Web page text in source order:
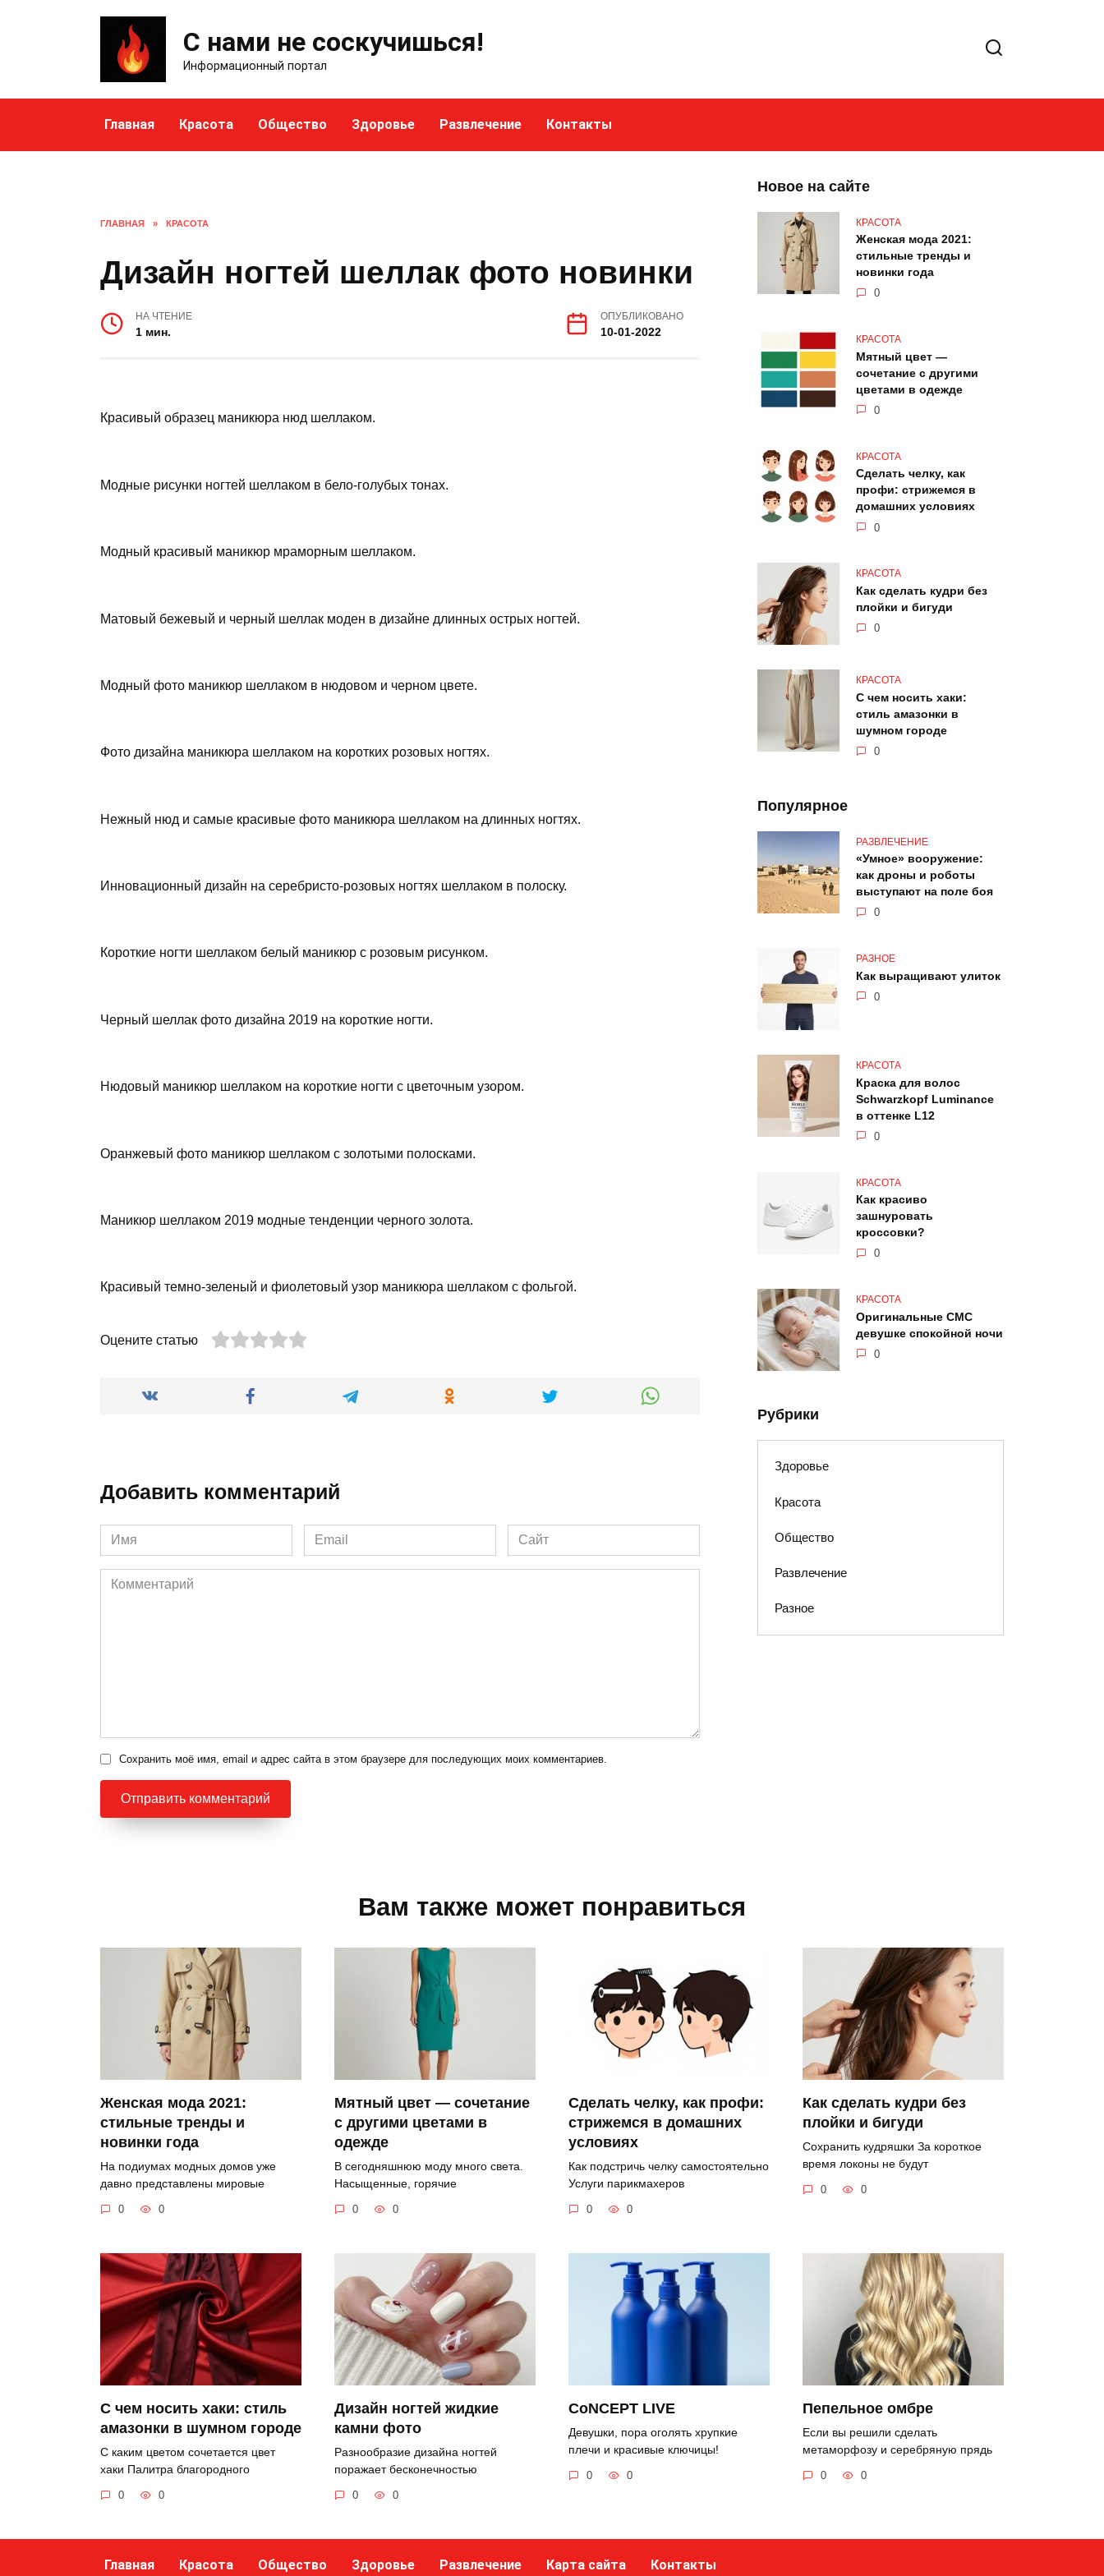
С нами не соскучишься!
Информационный портал
Главная Красота Общество Здоровье Развлечение Контакты
ГЛАВНАЯ » КРАСОТА
Дизайн ногтей шеллак фото новинки
НА ЧТЕНИЕ
1 мин.
ОПУБЛИКОВАНО
10-01-2022
Красивый образец маникюра нюд шеллаком.
Модные рисунки ногтей шеллаком в бело-голубых тонах.
Модный красивый маникюр мраморным шеллаком.
Матовый бежевый и черный шеллак моден в дизайне длинных острых ногтей.
Модный фото маникюр шеллаком в нюдовом и черном цвете.
Фото дизайна маникюра шеллаком на коротких розовых ногтях.
Нежный нюд и самые красивые фото маникюра шеллаком на длинных ногтях.
Инновационный дизайн на серебристо-розовых ногтях шеллаком в полоску.
Короткие ногти шеллаком белый маникюр с розовым рисунком.
Черный шеллак фото дизайна 2019 на короткие ногти.
Нюдовый маникюр шеллаком на короткие ногти с цветочным узором.
Оранжевый фото маникюр шеллаком с золотыми полосками.
Маникюр шеллаком 2019 модные тенденции черного золота.
Красивый темно-зеленый и фиолетовый узор маникюра шеллаком с фольгой.
Оцените статью
Добавить комментарий
Имя
*
Email
*
Сайт
Комментарий
Сохранить моё имя, email и адрес сайта в этом браузере для последующих моих комментариев.
Новое на сайте
КРАСОТА
Женская мода 2021:
стильные тренды и
новинки года
0
КРАСОТА
Мятный цвет —
сочетание с другими
цветами в одежде
0
КРАСОТА
Сделать челку, как
профи: стрижемся в
домашних условиях
0
КРАСОТА
Как сделать кудри без
плойки и бигуди
0
КРАСОТА
С чем носить хаки:
стиль амазонки в
шумном городе
0
Популярное
РАЗВЛЕЧЕНИЕ
«Умное» вооружение:
как дроны и роботы
выступают на поле боя
0
РАЗНОЕ
Как выращивают улиток
0
КРАСОТА
Краска для волос
Schwarzkopf Luminance
в оттенке L12
0
КРАСОТА
Как красиво
зашнуровать
кроссовки?
0
КРАСОТА
Оригинальные СМС
девушке спокойной ночи
0
Рубрики
Здоровье
Красота
Общество
Развлечение
Разное
Вам также может понравиться
Женская мода 2021:
стильные тренды и
новинки года
На подиумах модных домов уже
давно представлены мировые
0 0
Мятный цвет — сочетание
с другими цветами в
одежде
В сегодняшнюю моду много света.
Насыщенные, горячие
0 0
Сделать челку, как профи:
стрижемся в домашних
условиях
Как подстричь челку самостоятельно
Услуги парикмахеров
0 0
Как сделать кудри без
плойки и бигуди
Сохранить кудряшки За короткое
время локоны не будут
0 0
С чем носить хаки: стиль
амазонки в шумном городе
С каким цветом сочетается цвет
хаки Палитра благородного
0 0
Дизайн ногтей жидкие
камни фото
Разнообразие дизайна ногтей
поражает бесконечностью
0 0
CoNCEPT LIVE
Девушки, пора оголять хрупкие
плечи и красивые ключицы!
0 0
Пепельное омбре
Если вы решили сделать
метаморфозу и серебряную прядь
0 0
Главная Красота Общество Здоровье Развлечение Карта сайта Контакты